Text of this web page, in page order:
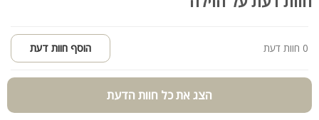
0 חוות דעת הוסף חוות דעת
הצג את כל חוות הדעת